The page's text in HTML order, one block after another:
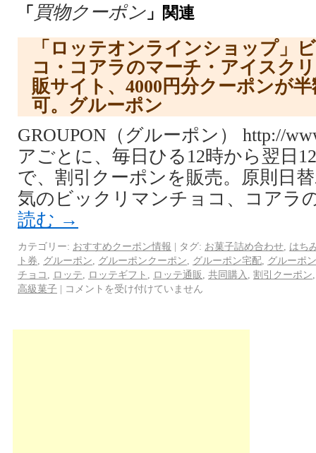
「 買物クーポン 」関連
「ロッテオンラインショップ」
コ・コアラのマーチ・アイスク
販サイト、4000円分クーポンが
可。グルーポン
GROUPON（グルーポン） http://
アごとに、毎日ひる12時から翌日
で、割引クーポンを販売。原則日
気のビックリマンチョコ、コア
読む →
カテゴリー: おすすめクーポン情報 | タグ: お菓子詰め合わせ はち
ト券
グルーポン グルーポンクーポン グルーポン宅配 グルーポ
チョコ
ロッテ ロッテギフト ロッテ通販 共同購入 割引クーポン
高級菓子 | コメントを受け付けていません